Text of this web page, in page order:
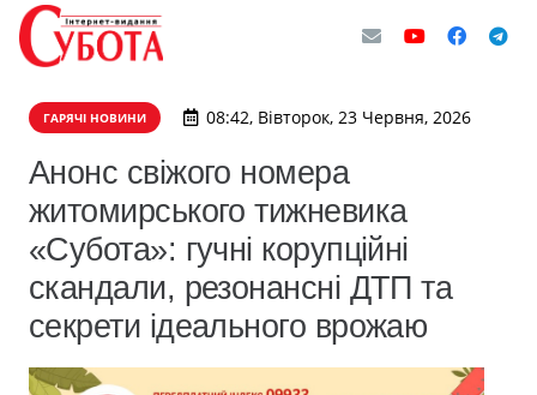
ГАРЯЧІ НОВИНИ 08:42, Вівторок, 23 Червня, 2026
Анонс свіжого номера
житомирського тижневика
«Субота»: гучні корупційні
скандали, резонансні ДТП та
секрети ідеального врожаю